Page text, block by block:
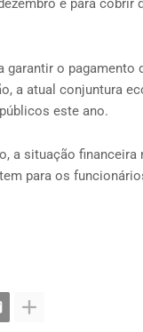
e para cobrir
garantir o pagamento
a atual conjuntura
este ano.
a situação
para os